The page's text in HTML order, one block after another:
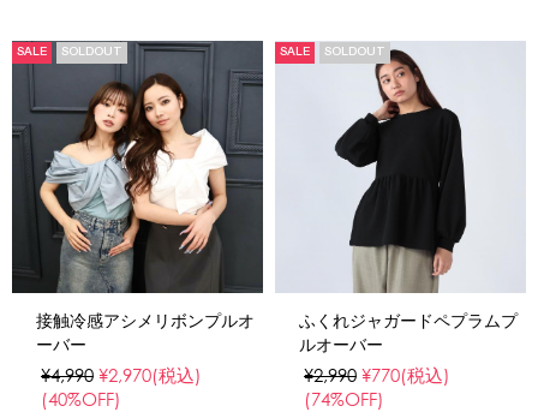
SALE SOLDOUT
接触冷感アシメリボンプルオ
ーバー
¥4,990 ¥2,970(税込)
(40%OFF)
SALE SOLDOUT
ふくれジャガードペプラムプ
ルオーバー
¥2,990 ¥770(税込)
(74%OFF)